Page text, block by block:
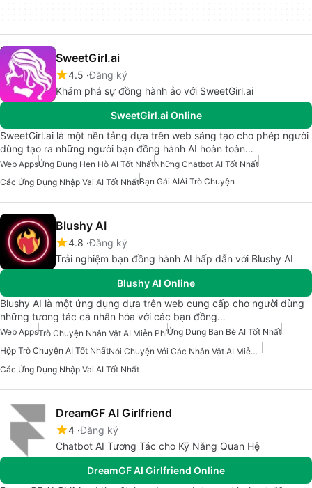
SweetGirl.ai
4.5 Đăng ký
Khám phá sự đồng hành ảo với SweetGirl.ai
SweetGirl.ai Online
SweetGirl.ai là một nền tảng dựa trên web sáng tạo cho phép người
dùng tạo ra những người bạn đồng hành AI hoàn toàn…
Web AppsỨng Dụng Hẹn Hò AI Tốt NhấtNhững Chatbot AI Tốt Nhất
Các Ứng Dụng Nhập Vai AI Tốt NhấtBạn Gái AIAi Trò Chuyện
Blushy AI
4.8 Đăng ký
Trải nghiệm bạn đồng hành AI hấp dẫn với Blushy AI
Blushy AI Online
Blushy AI là một ứng dụng dựa trên web cung cấp cho người dùng
những tương tác cá nhân hóa với các bạn đồng…
Web AppsTrò Chuyện Nhân Vật AI Miễn PhíỨng Dụng Bạn Bè AI Tốt Nhất
Hộp Trò Chuyện AI Tốt Nhất
Nói Chuyện Với Các Nhân Vật AI Miễn Phí
Các Ứng Dụng Nhập Vai AI Tốt Nhất
DreamGF AI Girlfriend
4 Đăng ký
Chatbot AI Tương Tác cho Kỹ Năng Quan Hệ
DreamGF AI Girlfriend Online